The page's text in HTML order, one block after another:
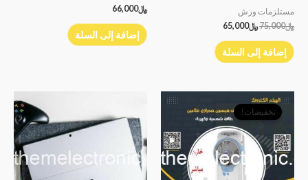
مستلزمات ورش
﷼75,000﷼65,000
إضافة إلى السلة
﷼66,000
إضافة إلى السلة
تخفيضات!
السعر
الأصلي
هو:
الحالي
هو:
﷼67,000.